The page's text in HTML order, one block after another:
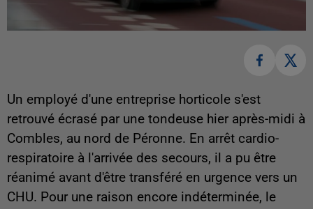
Un employé d'une entreprise horticole s'est
retrouvé écrasé par une tondeuse hier après-midi à
Combles, au nord de Péronne. En arrêt cardio-
respiratoire à l'arrivée des secours, il a pu être
réanimé avant d'être transféré en urgence vers un
CHU. Pour une raison encore indéterminée, le